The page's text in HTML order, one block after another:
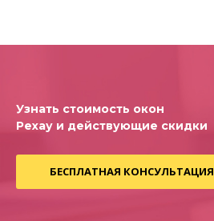
Узнать стоимость окон
Рехау и действующие скидки
БЕСПЛАТНАЯ КОНСУЛЬТАЦИЯ